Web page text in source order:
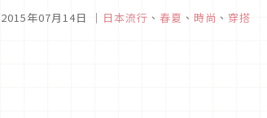
2015年07月14日 ｜ 日本流行 、 春夏 、 時尚 、 穿搭